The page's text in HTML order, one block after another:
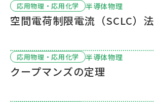
お問い合わせ
応用物理・応用化学 半導体物理
空間電荷制限電流（SCLC）法
応用物理・応用化学 半導体物理
クープマンズの定理